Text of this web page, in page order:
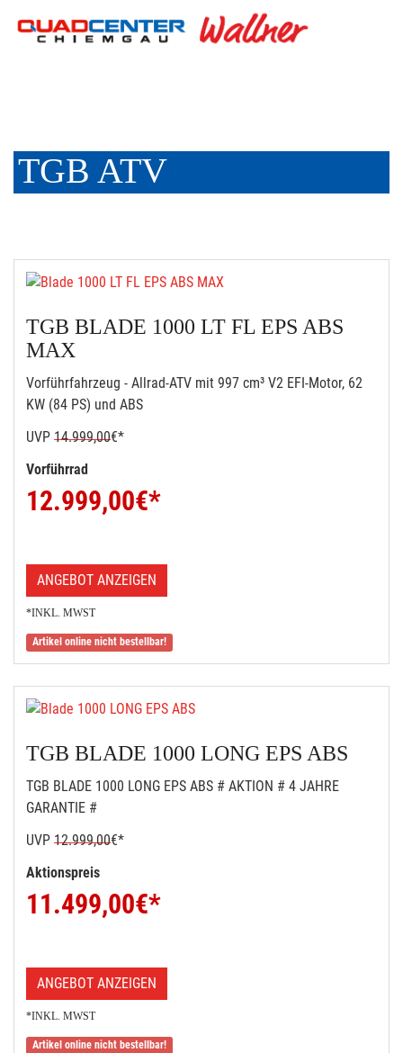
TGB ATV
TGB BLADE 1000 LT FL EPS ABS
MAX
Vorführfahrzeug - Allrad-ATV mit 997 cm³ V2 EFI-Motor, 62
KW (84 PS) und ABS
UVP 14.999,00€*
Vorführrad
12.999,00€*
ANGEBOT ANZEIGEN
*INKL. MWST
Artikel online nicht bestellbar!
TGB BLADE 1000 LONG EPS ABS
TGB BLADE 1000 LONG EPS ABS # AKTION # 4 JAHRE
GARANTIE #
UVP 12.999,00€*
Aktionspreis
11.499,00€*
ANGEBOT ANZEIGEN
*INKL. MWST
Artikel online nicht bestellbar!